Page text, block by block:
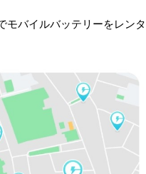
モバイルバッテリーをレンタ